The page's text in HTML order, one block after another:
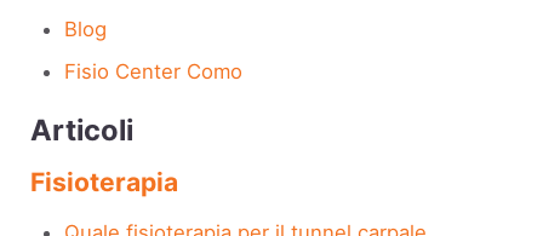
Blog
Fisio Center Como
Articoli
Fisioterapia